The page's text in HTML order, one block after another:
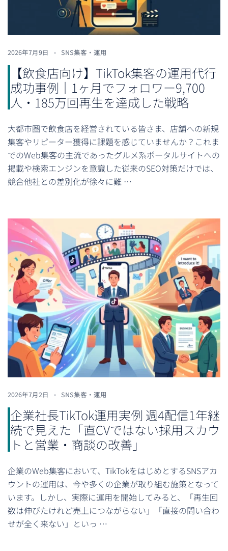
2026年7月9日 SNS集客・運用
【飲食店向け】TikTok集客の運用代行
成功事例｜1ヶ月でフォロワー9,700
人・185万回再生を達成した戦略
大都市圏で飲食店を経営されている皆さま、店舗への新規
集客やリピーター獲得に課題を感じていませんか？これま
でのWeb集客の主流であったグルメ系ポータルサイトへの
掲載や検索エンジンを意識した従来のSEO対策だけでは、
競合他社との差別化が徐々に難 …
2026年7月2日 SNS集客・運用
企業社長TikTok運用実例 週4配信1年継
続で見えた「直CVではない採用スカウ
トと営業・商談の改善」
企業のWeb集客において、TikTokをはじめとするSNSアカ
ウントの運用は、今や多くの企業が取り組む施策となって
います。しかし、実際に運用を開始してみると、「再生回
数は伸びたけれど売上につながらない」「直接の問い合わ
せが全く来ない」といっ …